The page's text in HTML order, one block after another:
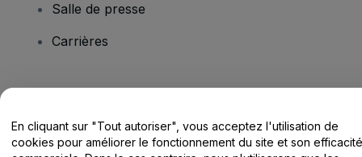
Salle de presse
Carrières
Centre d'assistance / Nous contacter
En cliquant sur "Tout autoriser", vous acceptez l'utilisation de
cookies pour améliorer le fonctionnement du site et son efficacité